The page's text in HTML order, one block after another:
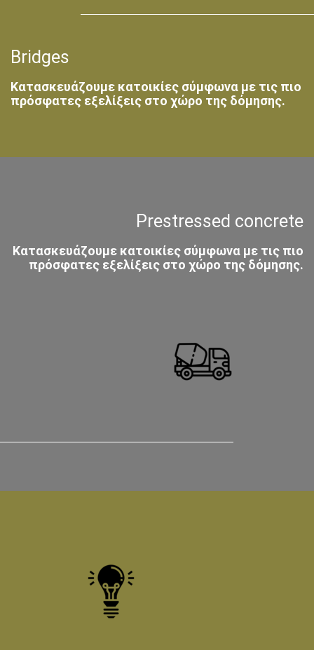
Bridges
Κατασκευάζουμε κατοικίες σύμφωνα με τις πιο
πρόσφατες εξελίξεις στο χώρο της δόμησης.
Prestressed concrete
Κατασκευάζουμε κατοικίες σύμφωνα με τις πιο
πρόσφατες εξελίξεις στο χώρο της δόμησης.